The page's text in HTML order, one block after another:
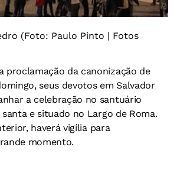
(Foto: Paulo Pinto | Fotos
proclamação da canonização de
seus devotos em Salvador
a celebração no santuário
e situado no Largo de Roma.
haverá vigília para
momento.